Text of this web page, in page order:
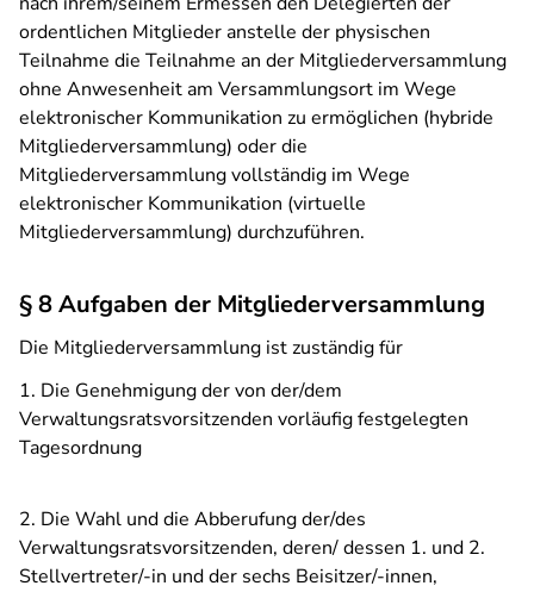
ordentlichen Mitglieder anstelle der physischen
Teilnahme die Teilnahme an der Mitgliederversammlung
ohne Anwesenheit am Versammlungsort im Wege
elektronischer Kommunikation zu ermöglichen (hybride
Mitgliederversammlung) oder die
Mitgliederversammlung vollständig im Wege
elektronischer Kommunikation (virtuelle
Mitgliederversammlung) durchzuführen.
§ 8 Aufgaben der Mitgliederversammlung
Die Mitgliederversammlung ist zuständig für
1. Die Genehmigung der von der/dem
Verwaltungsratsvorsitzenden vorläufig festgelegten
Tagesordnung
2. Die Wahl und die Abberufung der/des
Verwaltungsratsvorsitzenden, deren/ dessen 1. und 2.
Stellvertreter/-in und der sechs Beisitzer/-innen,